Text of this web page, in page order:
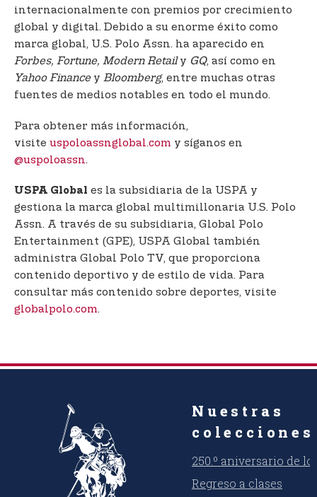
internacionalmente con premios por crecimiento
global y digital. Debido a su enorme éxito como
marca global, U.S. Polo Assn. ha aparecido en
Forbes, Fortune, Modern Retaily GQ, así como en
Yahoo Financey Bloomberg, entre muchas otras
fuentes de medios notables en todo el mundo.
Para obtener más información,
visite uspoloassnglobal.com y síganos en
@uspoloassn.
USPA Global es la subsidiaria de la USPA y
gestiona la marca global multimillonaria U.S. Polo
Assn. A través de su subsidiaria, Global Polo
Entertainment (GPE), USPA Global también
administra Global Polo TV, que proporciona
contenido deportivo y de estilo de vida. Para
consultar más contenido sobre deportes, visite
globalpolo.com.
Nuestras
colecciones
250.º aniversario de
Regreso a clases